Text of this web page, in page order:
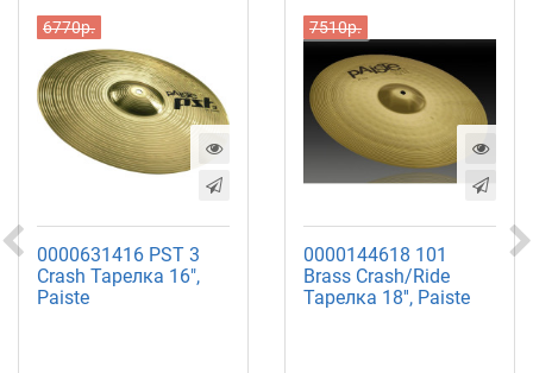
6770р.
0000631416 PST 3
Crash Тарелка 16",
Paiste
7510р.
0000144618 101
Brass Crash/Ride
Тарелка 18'', Paiste